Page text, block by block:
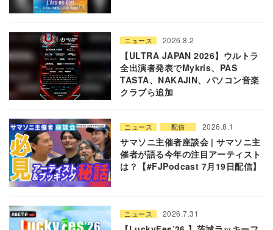
ニュース 2026.8.2
【ULTRA JAPAN 2026】ウルトラ
全出演者発表でMykris、PAS
TASTA、NAKAJIN、パソコン音楽
クラブら追加
ニュース 配信 2026.8.1
サマソニ主催者座談会 | サマソニ主
催者が語る今年の注目アーティスト
は？【#FJPodcast 7月19日配信】
ニュース 2026.7.31